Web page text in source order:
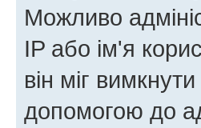
Можливо
IP або ім'я
він міг
допомогою до